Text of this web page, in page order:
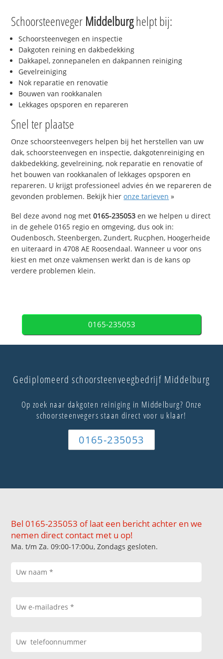
Schoorsteenveger Middelburghelpt bij:
Schoorsteenvegen en inspectie
Dakgoten reining en dakbedekking
Dakkapel, zonnepanelen en dakpannen reiniging
Gevelreiniging
Nok reparatie en renovatie
Bouwen van rookkanalen
Lekkages opsporen en repareren
Snel ter plaatse
Onze schoorsteenvegers helpen bij het herstellen van uw
dak, schoorsteenvegen en inspectie, dakgotenreiniging en
dakbedekking, gevelreining, nok reparatie en renovatie of
het bouwen van rookkanalen of lekkages opsporen en
repareren. U krijgt professioneel advies én we repareren de
gevonden problemen. Bekijk hieronze tarieven »
Bel deze avond nog met0165-235053 en we helpen u direct
in de gehele 0165 regio en omgeving, dus ook in:
Oudenbosch, Steenbergen, Zundert, Rucphen, Hoogerheide
en uiteraard in 4708 AE Roosendaal. Wanneer u voor ons
kiest en met onze vakmensen werkt dan is de kans op
verdere problemen klein.
0165-235053
Gediplomeerd schoorsteenveegbedrijf Middelburg
Op zoek naar dakgoten reiniging in Middelburg? Onze
schoorsteenvegers staan direct voor u klaar!
0165-235053
Bel 0165-235053 of laat een bericht achter en we
nemen direct contact met u op!
Ma. t/m Za. 09:00-17:00u, Zondags gesloten.